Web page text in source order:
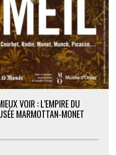
VOIR : L’EMPIRE DU
MARMOTTAN-MONET